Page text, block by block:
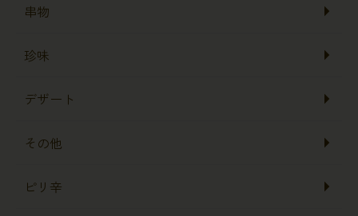
串物
珍味
デザート
その他
ピリ辛